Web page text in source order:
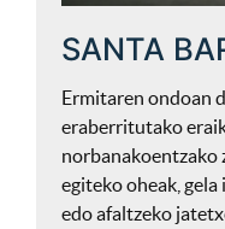
SANTA
Ermitaren ondoan
eraberritutako
norbanakoentzako
egiteko oheak,
edo afaltzeko